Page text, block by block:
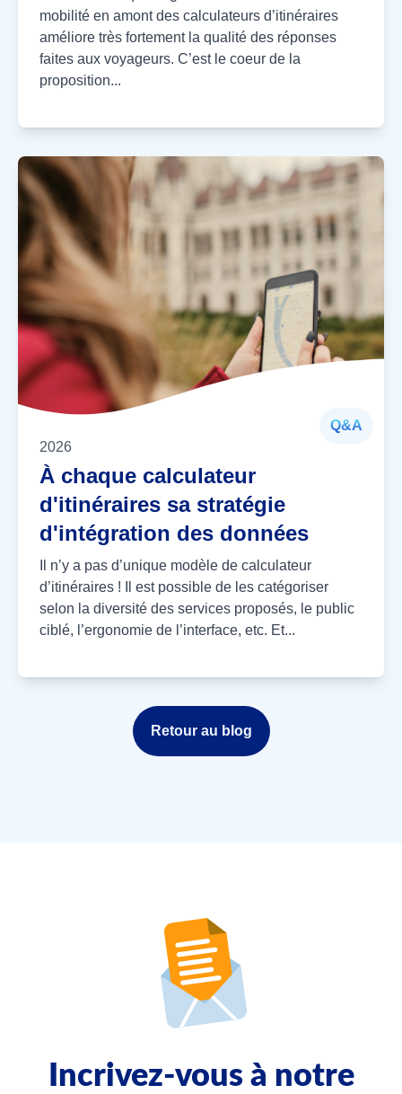
mobilité en amont des calculateurs d’itinéraires
améliore très fortement la qualité des réponses
faites aux voyageurs. C’est le coeur de la
proposition...
Q&A
2026
À chaque calculateur
d'itinéraires sa stratégie
d'intégration des données
Il n’y a pas d’unique modèle de calculateur
d’itinéraires ! Il est possible de les catégoriser
selon la diversité des services proposés, le public
ciblé, l’ergonomie de l’interface, etc. Et...
Retour au blog
Incrivez-vous à notre